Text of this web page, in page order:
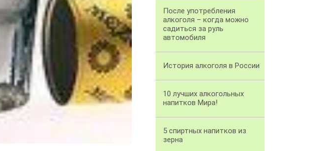
После употребления
алкоголя – когда можно
садиться за руль
автомобиля
История алкоголя в России
10 лучших алкогольных
напитков Мира!
5 спиртных напитков из
зерна